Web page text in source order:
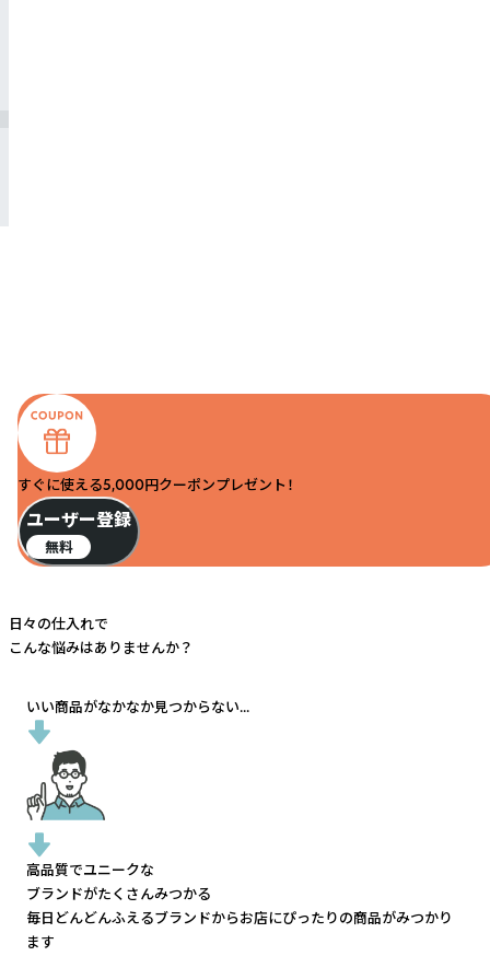
すぐに使える5,000円クーポンプレゼント！
ユーザー登録
無料
日々の仕入れで
こんな悩みはありませんか？
いい商品がなかなか見つからない...
高品質でユニークな
ブランドがたくさんみつかる
毎日どんどんふえるブランドからお店にぴったりの商品がみつかり
ます